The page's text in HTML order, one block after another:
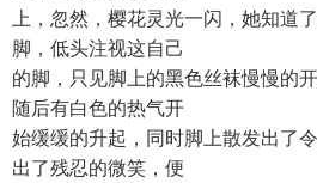
上，忽然，樱花灵光一闪，她知道
脚，低头注视这自己
的脚，只见脚上的黑色丝袜慢慢的
随后有白色的热气开
始缓缓的升起，同时脚上散发出了
出了残忍的微笑，便